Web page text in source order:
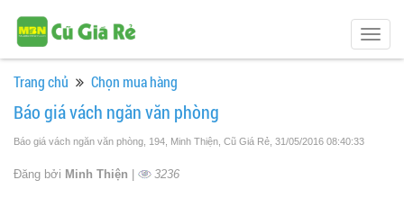
Trang chủ Chọn mua hàng
Báo giá vách ngăn văn phòng
Báo giá vách ngăn văn phòng, 194, Minh Thiện, Cũ Giá Rẻ , 31/05/2016 08:40:33
Đăng bởi Minh Thiện | 3236